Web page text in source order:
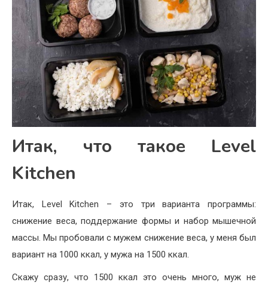
Итак, что такое Level
Kitchen
Итак, Level Kitchen – это три варианта программы:
снижение веса, поддержание формы и набор мышечной
массы. Мы пробовали с мужем снижение веса, у меня был
вариант на 1000 ккал, у мужа на 1500 ккал.
Скажу сразу, что 1500 ккал это очень много, муж не